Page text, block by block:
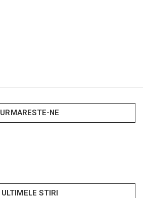
URMARESTE-NE
ULTIMELE STIRI